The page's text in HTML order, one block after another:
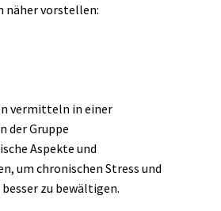
näher vorstellen:
vermitteln in einer
der Gruppe
Aspekte und
um chronischen Stress und
zu bewältigen.